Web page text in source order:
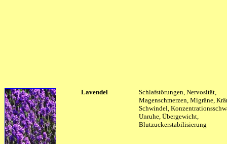
Lavendel
Schlafstörungen, Nervosität,
Magenschmerzen, Migräne,
Schwindel,
Unruhe, Übergewicht,
Blutzuckerstabilisierung